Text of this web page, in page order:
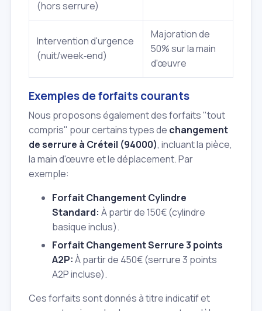
(hors serrure)
Intervention d'urgence
(nuit/week‑end)
Majoration de
50% sur la main
d'œuvre
Exemples de forfaits courants
Nous proposons également des forfaits "tout
compris" pour certains types de changement
de serrure à Créteil (94000), incluant la pièce,
la main d'œuvre et le déplacement. Par
exemple:
Forfait Changement Cylindre
Standard: À partir de 150€ (cylindre
basique inclus).
Forfait Changement Serrure 3 points
A2P:À partir de 450€ (serrure 3 points
A2P incluse).
Ces forfaits sont donnés à titre indicatif et